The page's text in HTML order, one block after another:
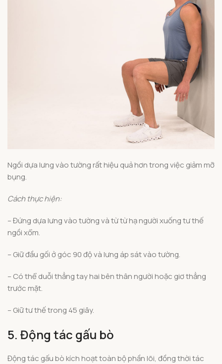
Ngồi dựa lưng vào tường rất hiệu quả hơn trong việc giảm mỡ
bụng.
Cách thực hiện:
– Đứng dựa lưng vào tường và từ từ hạ người xuống tư thế
ngồi xổm.
– Giữ đầu gối ở góc 90 độ và lưng áp sát vào tường.
– Có thể duỗi thẳng tay hai bên thân người hoặc giơ thẳng
trước mặt.
– Giữ tư thế trong 45 giây.
5. Động tác gấu bò
Động tác gấu bò kích hoạt toàn bộ phần lõi, đồng thời tác